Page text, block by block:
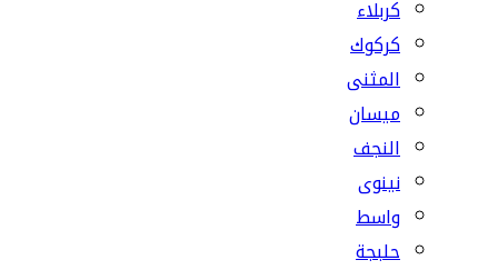
كربلاء
كركوك
المثنى
ميسان
النجف
نينوى
واسط
حلبجة